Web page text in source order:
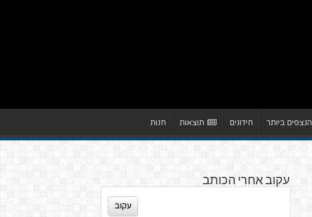
הנצפים ביותר חידונים תוצאות חנות
עקוב אחרי הכותב
עקוב